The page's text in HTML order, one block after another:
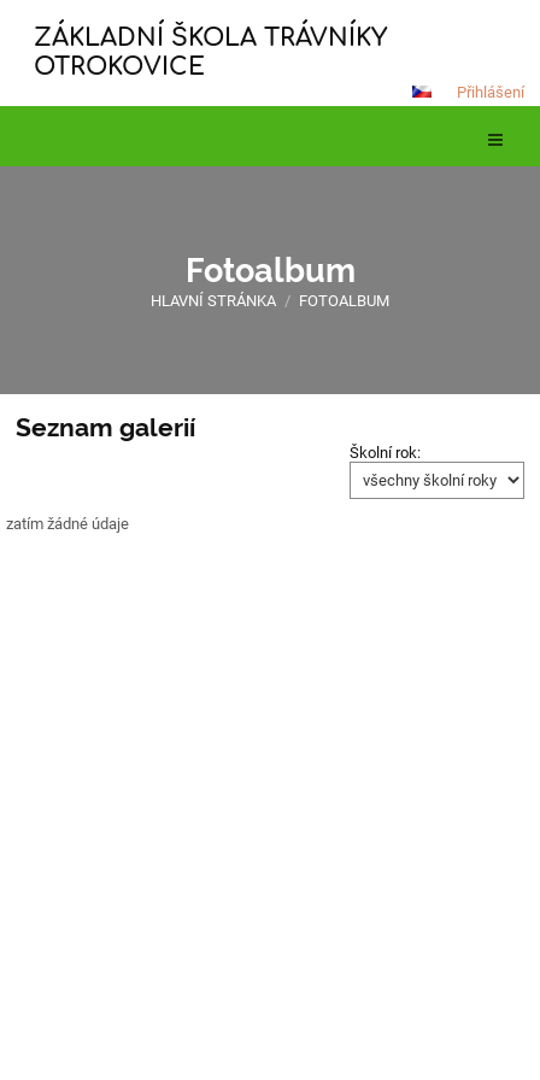
ZÁKLADNÍ ŠKOLA TRÁVNÍKY
OTROKOVICE
Přihlášení
Fotoalbum
HLAVNÍ STRÁNKA / FOTOALBUM
Fotoalbum
Seznam galerií
Školní rok:
zatím žádné údaje